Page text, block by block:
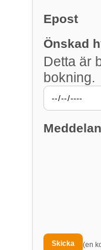
Epost
Önskad
Detta är
bokning.
(en